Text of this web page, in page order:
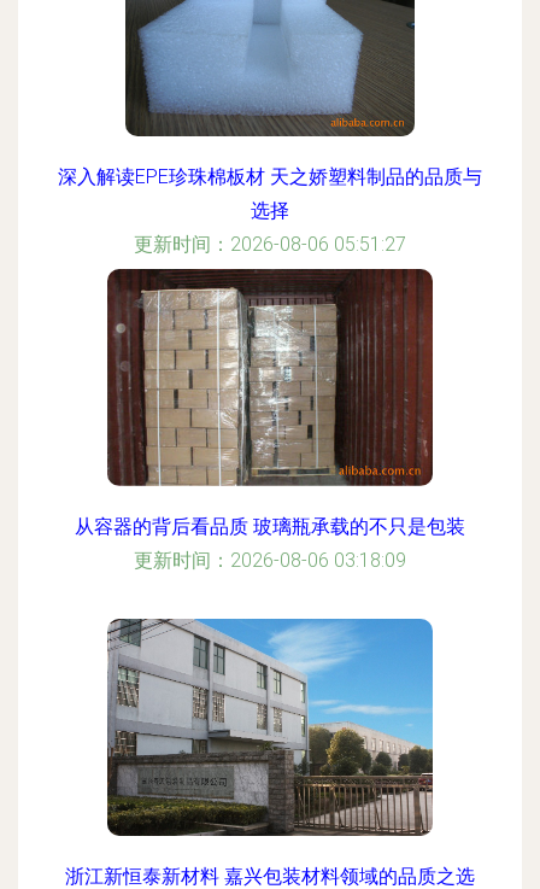
深入解读EPE珍珠棉板材 天之娇塑料制品的品质与
选择
更新时间：2026-08-06 05:51:27
从容器的背后看品质 玻璃瓶承载的不只是包装
更新时间：2026-08-06 03:18:09
浙江新恒泰新材料 嘉兴包装材料领域的品质之选